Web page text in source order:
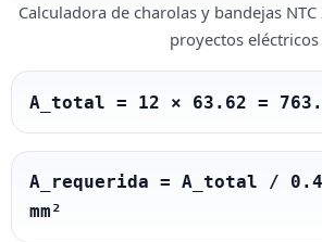
Calculadora de charolas y bandejas NTC
proyectos eléctricos
A_total = 12 × 63.62 =
A_requerida = A_total /
mm²